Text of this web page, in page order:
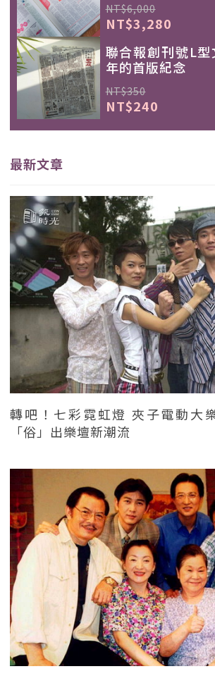
NT$6,000
NT$3,280
聯合報創刊號L
年的首版紀念
NT$350
NT$240
最新文章
轉吧！七彩霓虹燈 夾子電動大
「俗」出樂壇新潮流